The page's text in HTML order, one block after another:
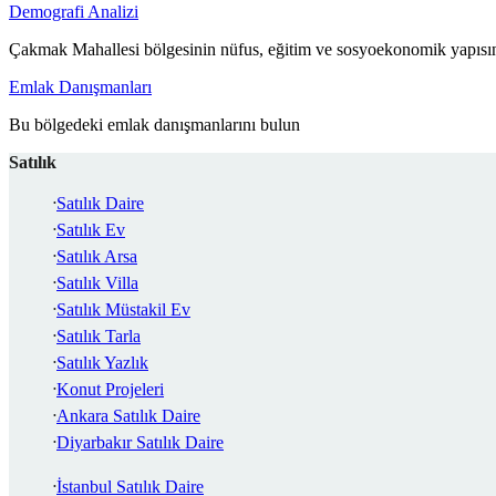
Demografi Analizi
Çakmak Mahallesi bölgesinin nüfus, eğitim ve sosyoekonomik
Emlak Danışmanları
Bu bölgedeki emlak danışmanlarını bulun
Satılık
Satılık Daire
Satılık Ev
Satılık Arsa
Satılık Villa
Satılık Müstakil Ev
Satılık Tarla
Satılık Yazlık
Konut Projeleri
Ankara Satılık Daire
Diyarbakır Satılık Daire
İstanbul Satılık Daire